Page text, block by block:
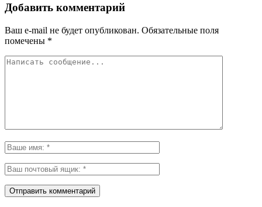
Добавить комментарий
Ваш e-mail не будет опубликован. Обязательные поля
помечены *